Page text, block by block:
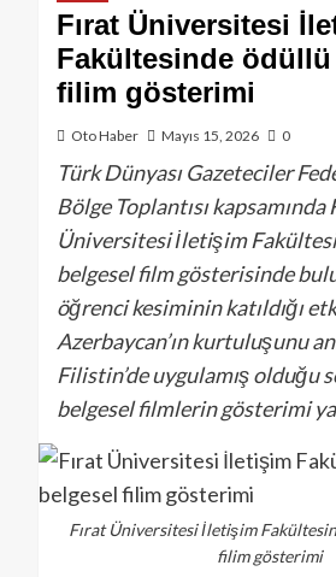
Fırat Üniversitesi
Fakültesinde ödüllü
filim gösterimi
Oto Haber Mayıs 15, 2026 0
Türk Dünyası Gazeteciler
Bölge Toplantısı kapsamında
Üniversitesi İletişim
belgesel film gösterisinde
öğrenci kesiminin katıldığı
Azerbaycan’ın kurtuluşunu
Filistin’de uygulamış olduğu
belgesel filmlerin gösterimi
Fırat Üniversitesi İletişim
filim gösterimi